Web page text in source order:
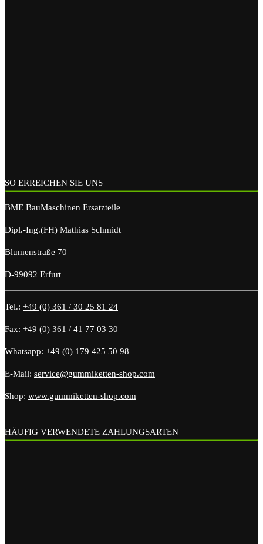
SO ERREICHEN SIE UNS
BME BauMaschinen Ersatzteile
Dipl.-Ing.(FH) Mathias Schmidt
Blumenstraße 70
D-99092 Erfurt
Tel.: +49 (0) 361 / 30 25 81 24
Fax: +49 (0) 361 / 41 77 03 30
Whatsapp: +49 (0) 179 425 50 98
E-Mail: service@gummiketten-shop.com
Shop: www.gummiketten-shop.com
HÄUFIG VERWENDETE ZAHLUNGSARTEN